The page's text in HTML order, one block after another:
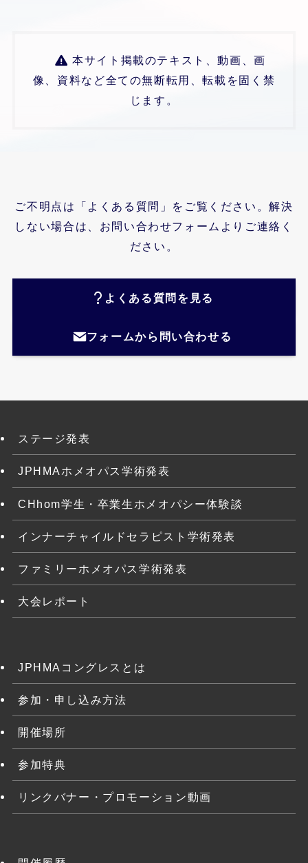
本サイト掲載のテキスト、動画、画
像、資料など全ての無断転用、転載を固く禁
じます。
ご不明点は「よくある質問」をご覧ください。解決
しない場合は、お問い合わせフォームよりご連絡く
ださい。
よくある質問を見る
フォームから問い合わせる
ステージ発表
JPHMAホメオパス学術発表
CHhom学生・卒業生ホメオパシー体験談
インナーチャイルドセラピスト学術発表
ファミリーホメオパス学術発表
大会レポート
JPHMAコングレスとは
参加・申し込み方法
開催場所
参加特典
リンクバナー・プロモーション動画